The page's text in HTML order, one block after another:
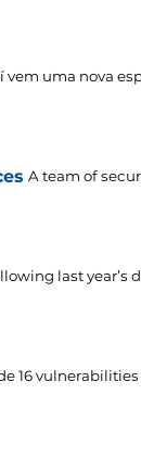
vem uma nova
A team of
last year’s
16